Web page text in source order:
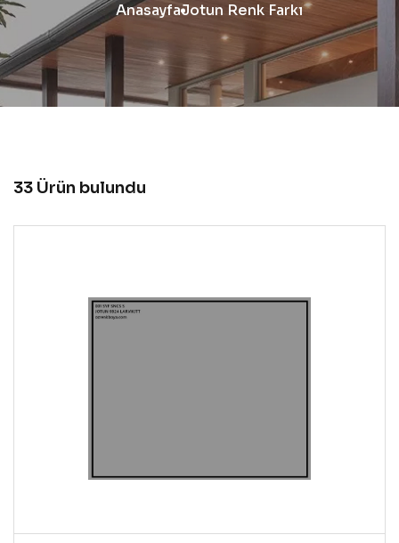
AnasayfaJotun Renk Farkı
33 Ürün bulundu